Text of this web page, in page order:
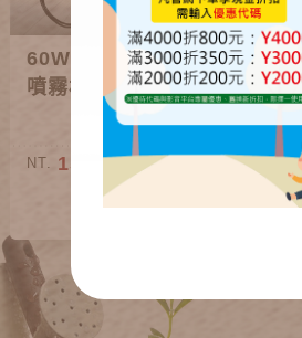
60W加壓馬達自動
噴霧材料
NT. 150~1,000